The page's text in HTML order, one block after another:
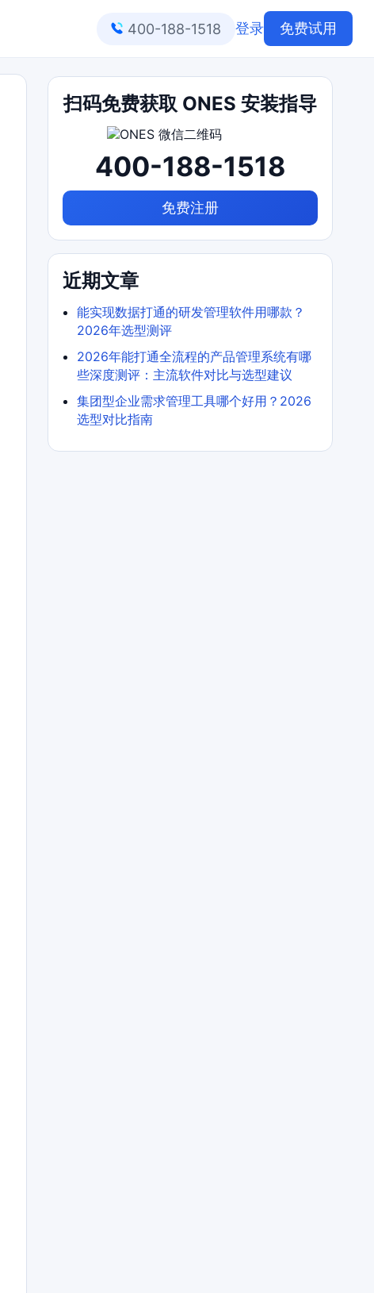
400-188-1518 登录 免费试用
扫码免费获取 ONES 安装指导
400-188-1518
免费注册
近期文章
能实现数据打通的研发管理软件用哪款？
2026年选型测评
2026年能打通全流程的产品管理系统有哪
些深度测评：主流软件对比与选型建议
集团型企业需求管理工具哪个好用？2026
选型对比指南